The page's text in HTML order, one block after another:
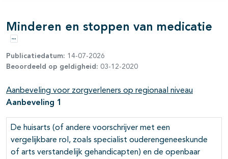
Minderen en stoppen van medicatie
Opties
Publicatiedatum: 14-07-2026
Beoordeeld op geldigheid: 03-12-2020
Aanbeveling voor zorgverleners op regionaal niveau
Aanbeveling 1
De huisarts (of andere voorschrijver met een
vergelijkbare rol, zoals specialist ouderengeneeskunde
of arts verstandelijk gehandicapten) en de openbaar